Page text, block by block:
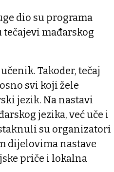
dio su programa
tečajevi mađarskog
Također, tečaj
svi koji žele
jezik. Na nastavi
jezika, već uče i
su organizatori
dijelovima nastave
priče i lokalna